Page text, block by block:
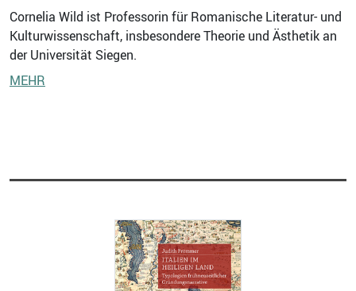
Cornelia Wild ist Professorin für Romanische Literatur- und
Kulturwissenschaft, insbesondere Theorie und Ästhetik an
der Universität Siegen.
MEHR